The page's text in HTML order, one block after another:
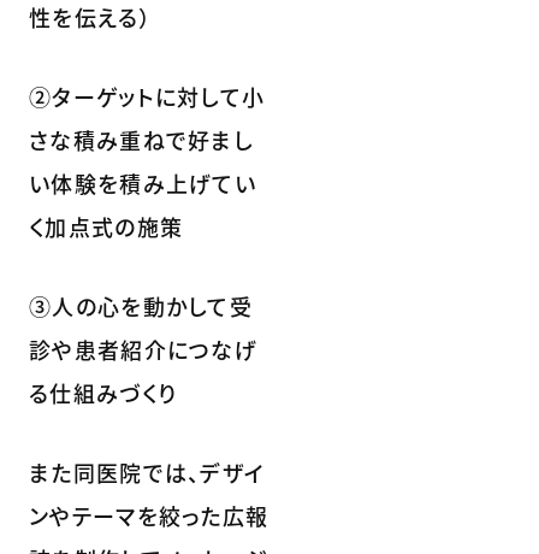
性を伝える）
②ターゲットに対して小
さな積み重ねで好まし
い体験を積み上げてい
く加点式の施策
③人の心を動かして受
診や患者紹介につなげ
る仕組みづくり
また同医院では、デザイ
ンやテーマを絞った広報